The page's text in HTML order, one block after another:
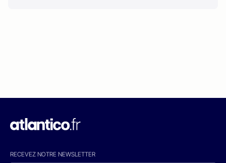
RECEVEZ NOTRE NEWSLETTER